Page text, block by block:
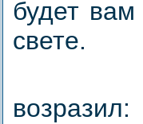
будет
свете.
возразил: